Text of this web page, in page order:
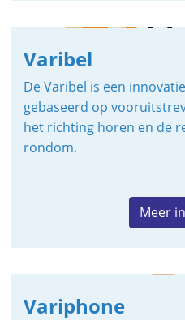
Varibel
De Varibel is een
gebaseerd op
het richting horen en de
rondom.
Meer
Variphone